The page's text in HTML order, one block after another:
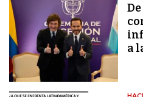
a